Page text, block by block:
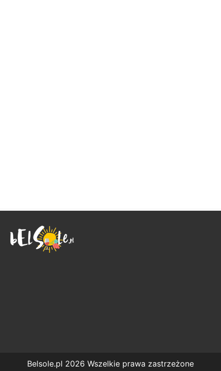
Belsole.pl 2026 Wszelkie prawa zastrzeżone